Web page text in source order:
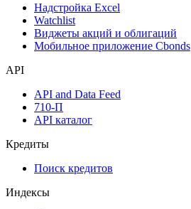
Надстройка Excel
Watchlist
Виджеты акций и облигаций
Мобильное приложение Cbonds
API
API and Data Feed
710-П
API каталог
Кредиты
Поиск кредитов
Индексы